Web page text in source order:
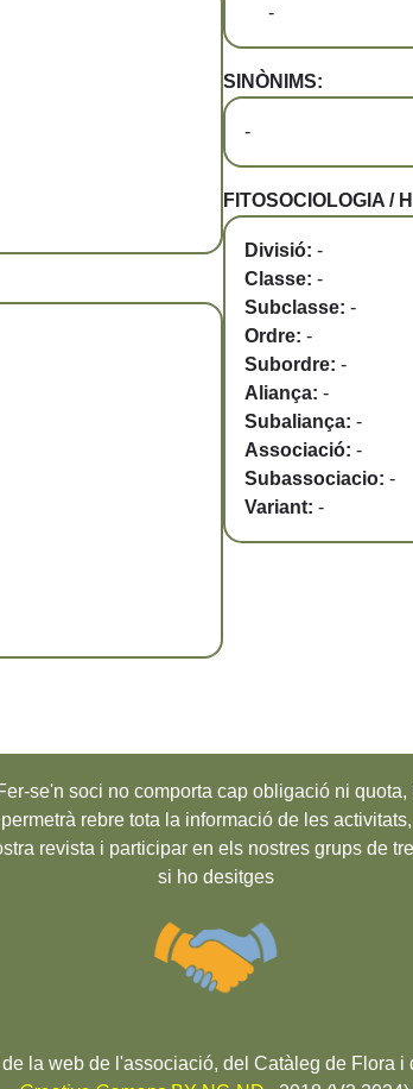
-
SINÒNIMS:
-
FITOSOCIOLOGIA /
Divisió:-
Classe:-
Subclasse:-
Ordre:-
Subordre:-
Aliança:-
Subaliança:-
Associació:-
Subassociacio:-
Variant:-
se'n soci no comporta cap obligació ni quota,
permetrà rebre tota la informació de les
revista i participar en els nostres grups de
si ho desitges
la web de l'associació, del Catàleg de Flora i